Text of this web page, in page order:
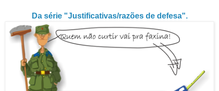
Da série "Justificativas/razões de defesa".